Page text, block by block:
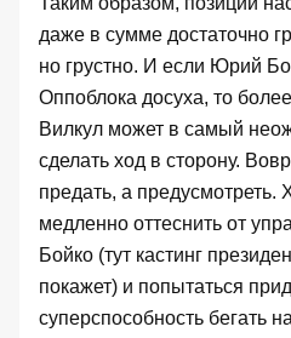
даже в сумме достаточно
но грустно. И если Юрий
Оппоблока досуха, то
Вилкул может в самый
сделать ход в сторону.
предать, а предусмотреть.
медленно оттеснить от
Бойко (тут кастинг
покажет) и попытаться
суперспособность бегать